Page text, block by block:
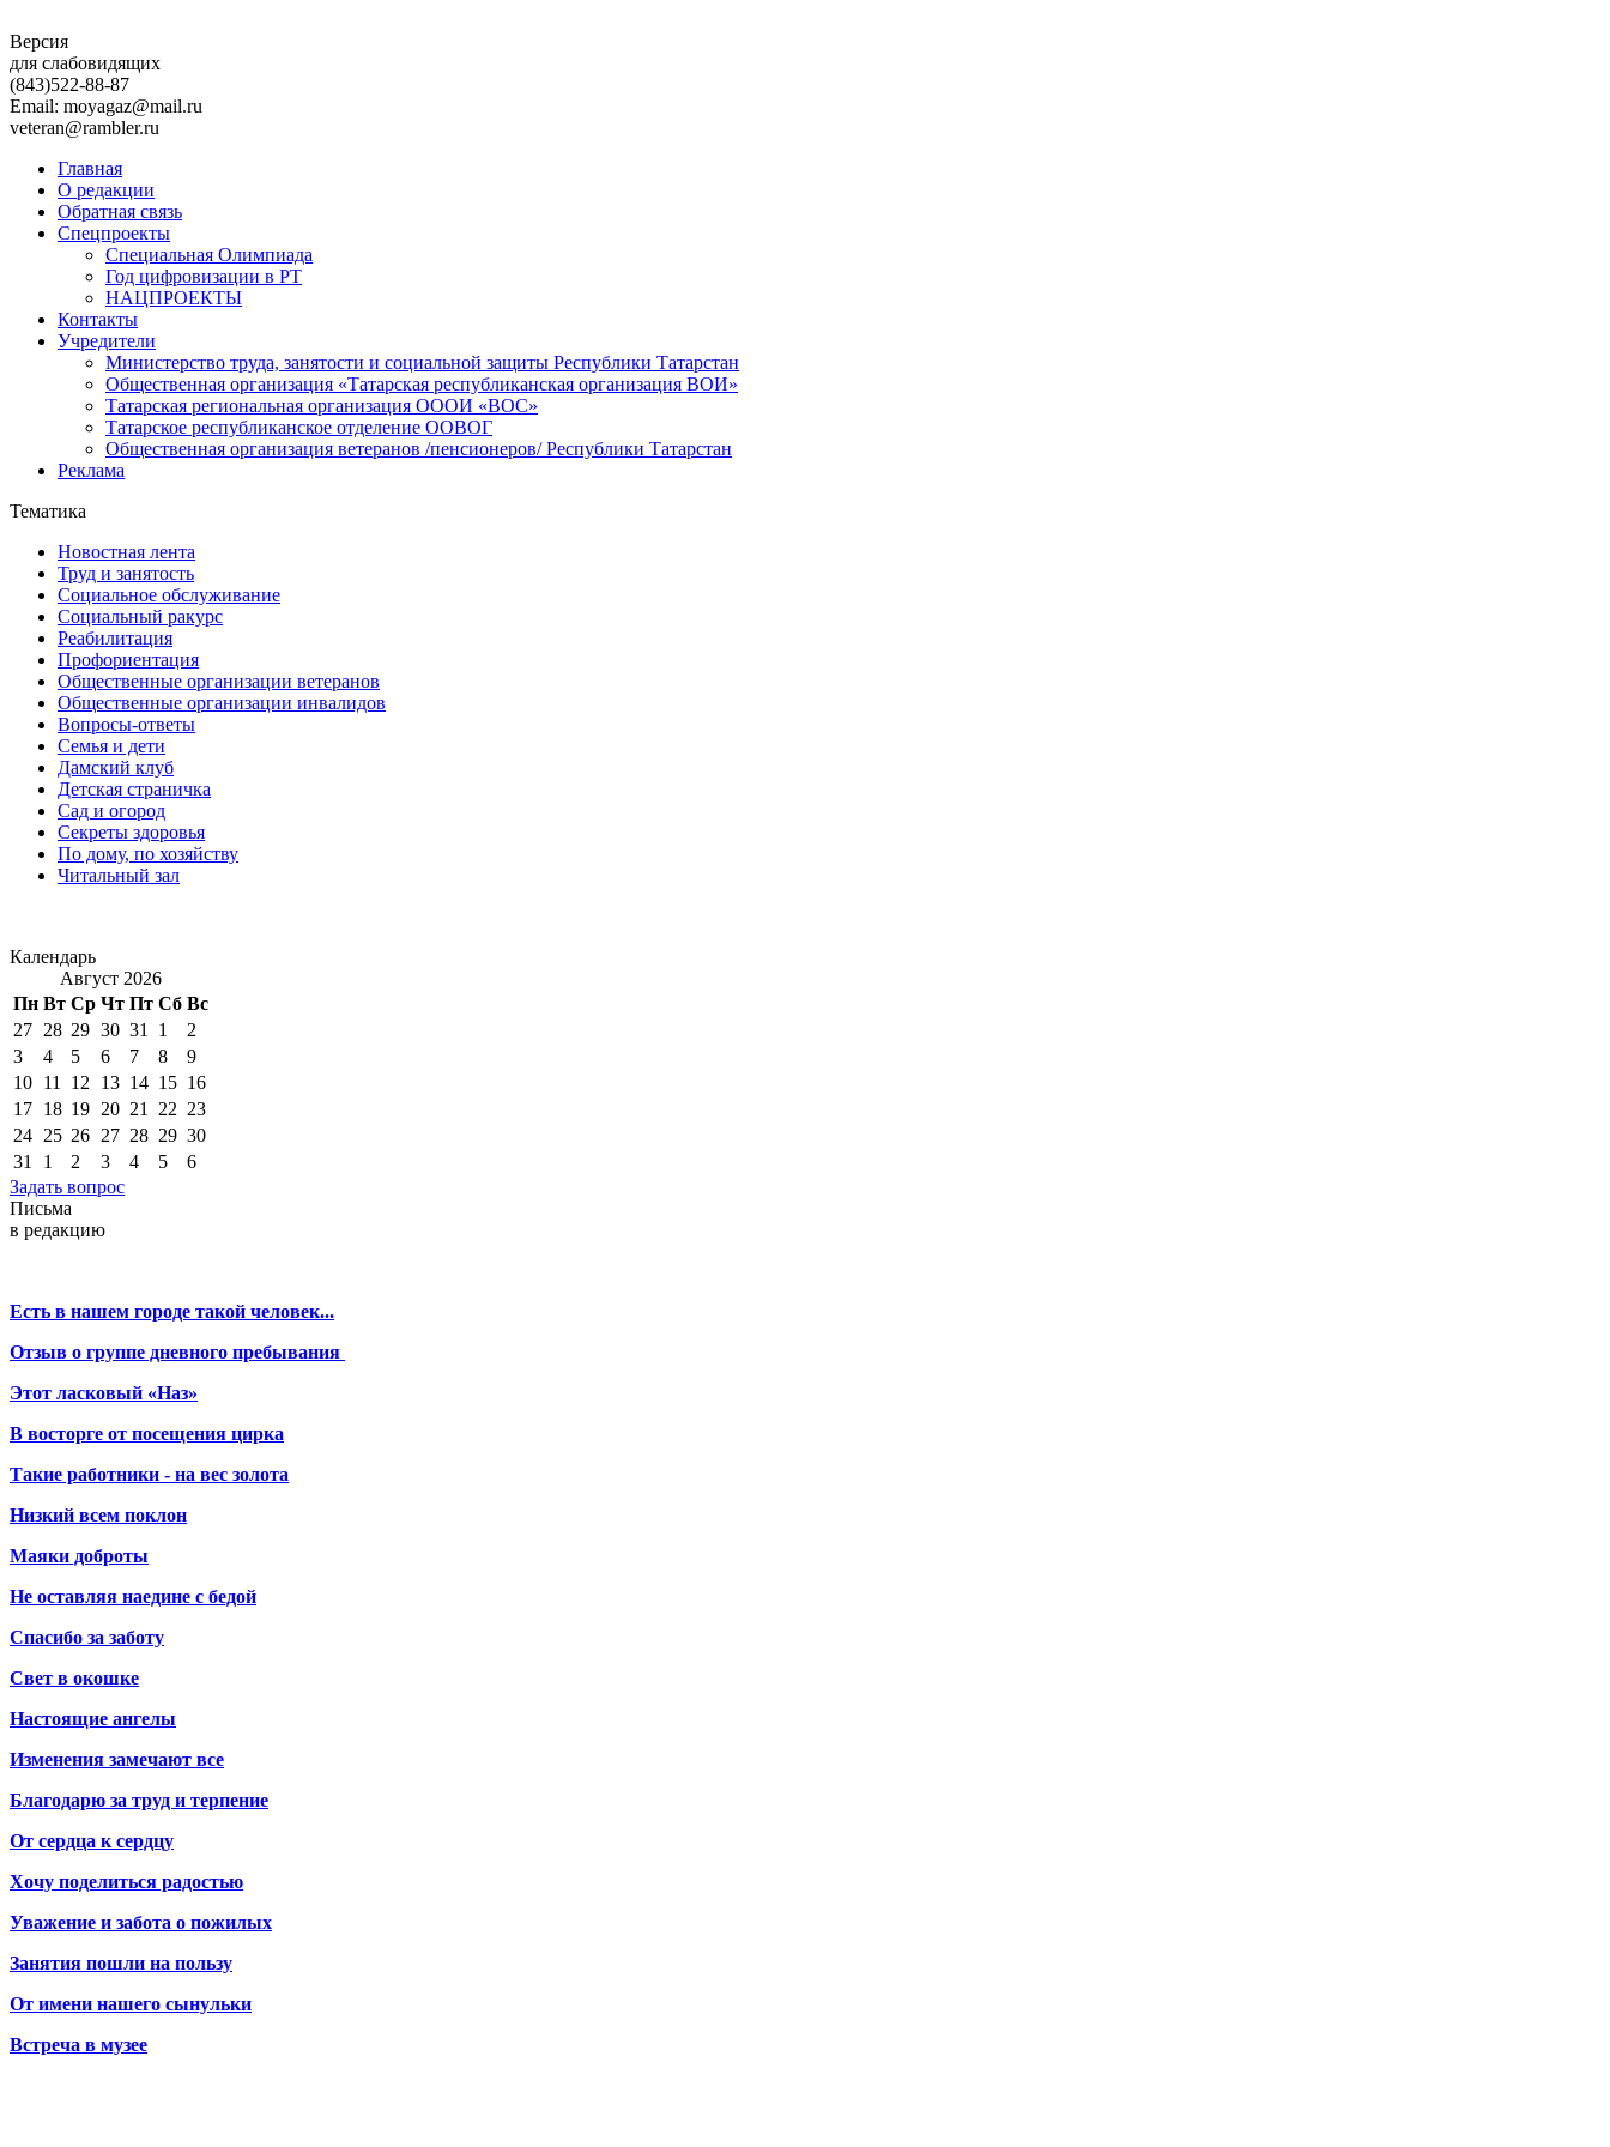
Версия
для слабовидящих
(843)522-88-87
Email: moyagaz@mail.ru
veteran@rambler.ru
Главная
О редакции
Обратная связь
Спецпроекты
Специальная Олимпиада
Год цифровизации в РТ
НАЦПРОЕКТЫ
Контакты
Учредители
Министерство труда, занятости и социальной защиты Республики Татарстан
Общественная организация «Татарская республиканская организация ВОИ»
Татарская региональная организация ОООИ «ВОС»
Татарское республиканское отделение ООВОГ
Общественная организация ветеранов /пенсионеров/ Республики Татарстан
Реклама
Тематика
Новостная лента
Труд и занятость
Социальное обслуживание
Социальный ракурс
Реабилитация
Профориентация
Общественные организации ветеранов
Общественные организации инвалидов
Вопросы-ответы
Семья и дети
Дамский клуб
Детская страничка
Сад и огород
Секреты здоровья
По дому, по хозяйству
Читальный зал
Календарь
Август 2026
Пн Вт Ср Чт Пт Сб Вс
27 28 29 30 31 1
2
3
4 5 6 7 8
9
10 11 12 13 14 15 16
17 18 19 20 21 22 23
24 25 26 27 28 29 30
31
1 2 3 4 5
6
Задать вопрос
Письма
в редакцию
Есть в нашем городе такой человек...
Отзыв о группе дневного пребывания
Этот ласковый «Наз»
В восторге от посещения цирка
Такие работники - на вес золота
Низкий всем поклон
Маяки доброты
Не оставляя наедине с бедой
Спасибо за заботу
Свет в окошке
Настоящие ангелы
Изменения замечают все
Благодарю за труд и терпение
От сердца к сердцу
Хочу поделиться радостью
Уважение и забота о пожилых
Занятия пошли на пользу
От имени нашего сынульки
Встреча в музее